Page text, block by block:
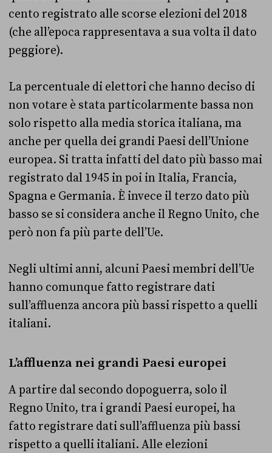
cento registrato alle scorse elezioni del 2018
(che all’epoca rappresentava a sua volta il dato
peggiore).
La percentuale di elettori che hanno deciso di
non votare è stata particolarmente bassa non
solo rispetto alla media storica italiana, ma
anche per quella dei grandi Paesi dell’Unione
europea. Si tratta infatti del dato più basso mai
registrato dal 1945 in poi in Italia, Francia,
Spagna e Germania. È invece il terzo dato più
basso se si considera anche il Regno Unito, che
però non fa più parte dell’Ue.
Negli ultimi anni, alcuni Paesi membri dell’Ue
hanno comunque fatto registrare dati
sull’affluenza ancora più bassi rispetto a quelli
italiani.
L’affluenza nei grandi Paesi europei
A partire dal secondo dopoguerra, solo il
Regno Unito, tra i grandi Paesi europei, ha
fatto registrare dati sull’affluenza più bassi
rispetto a quelli italiani. Alle elezioni